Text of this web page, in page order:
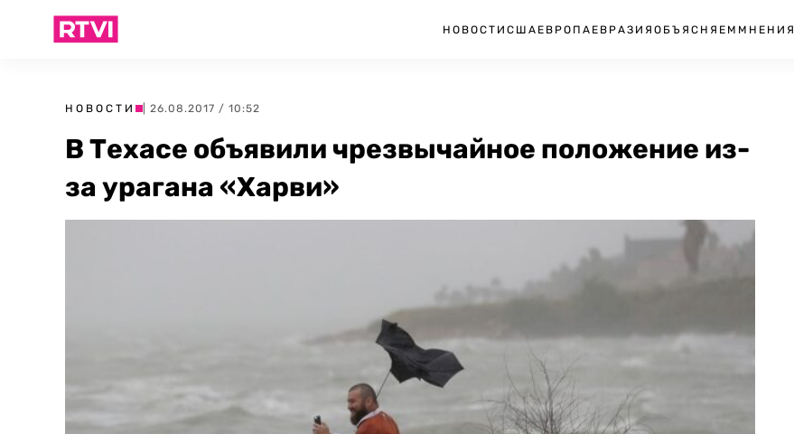
НОВОСТИ США ЕВРОПА ЕВРАЗИЯ ОБЪЯСНЯЕМ МНЕНИЯ
НОВОСТИ | 26.08.2017 / 10:52
В Техасе объявили чрезвычайное положение из-
за урагана «Харви»